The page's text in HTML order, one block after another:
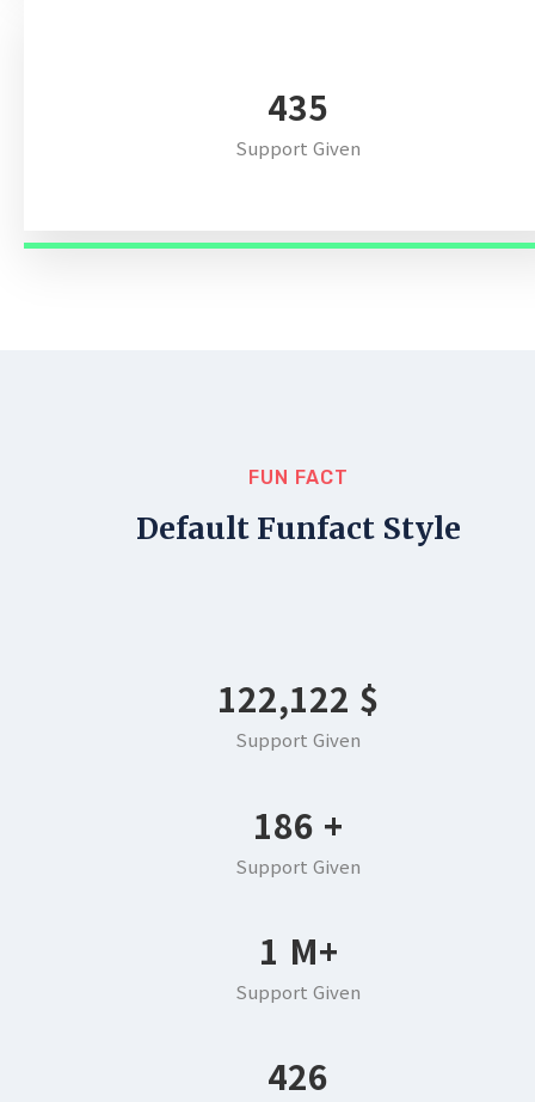
511
Support Given
FUN FACT
Default Funfact Style
145,402 $
Support Given
222 +
Support Given
1 M+
Support Given
507